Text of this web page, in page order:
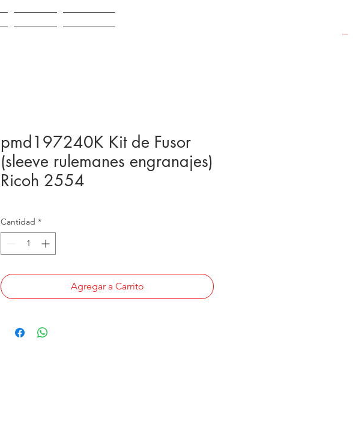
pmd197240K Kit de Fusor
(sleeve rulemanes engranajes)
Ricoh 2554
Cantidad *
Agregar a Carrito
Carrito